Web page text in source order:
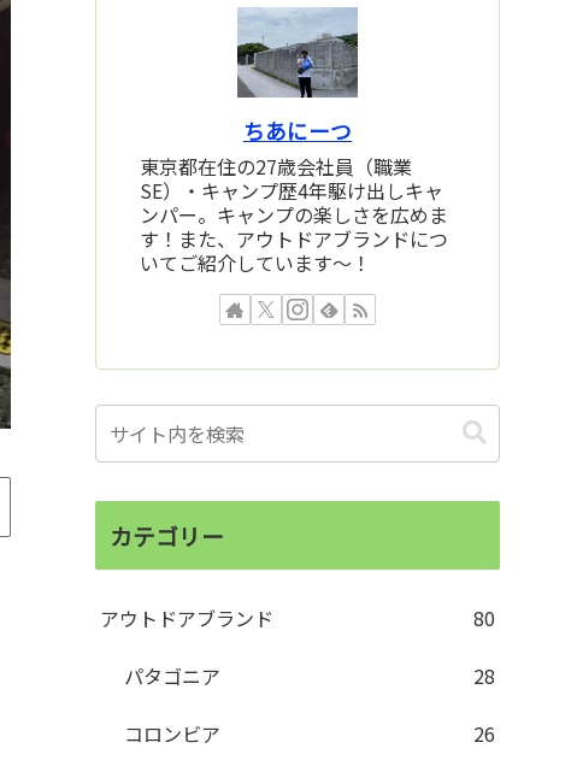
ちあにーつ
東京都在住の27歳会社員（職業
SE）・キャンプ歴4年駆け出しキャ
ンパー。キャンプの楽しさを広めま
す！また、アウトドアブランドにつ
いてご紹介しています～！
カテゴリー
アウトドアブランド
80
パタゴニア
28
コロンビア
26